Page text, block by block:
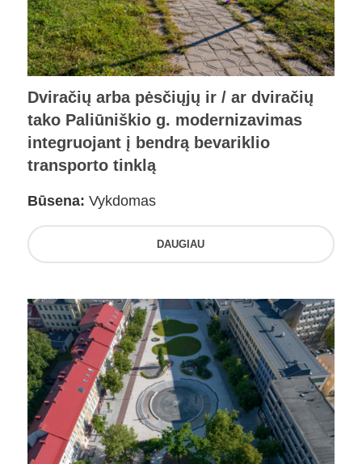
Dviračių arba pėsčiųjų ir / ar dviračių
tako Paliūniškio g. modernizavimas
integruojant į bendrą bevariklio
transporto tinklą
Būsena: Vykdomas
DAUGIAU